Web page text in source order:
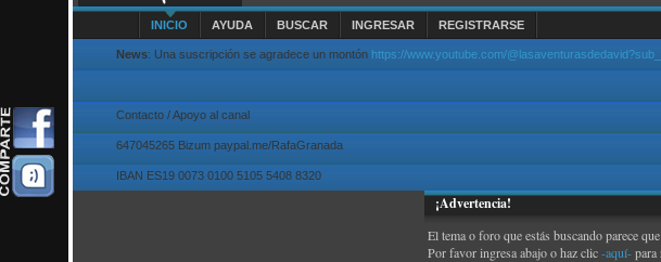
INICIO AYUDA BUSCAR INGRESAR REGISTRARSE
News: Una suscripción se agradece un montón https://www.youtube.com/
Contacto / Apoyo al canal
647045265 Bizum paypal.me/RafaGranada
IBAN ES19 0073 0100 5105 5408 8320
¡Advertencia!
El tema o foro que estás buscando parece
Por favor ingresa abajo o haz clic-aquí-para